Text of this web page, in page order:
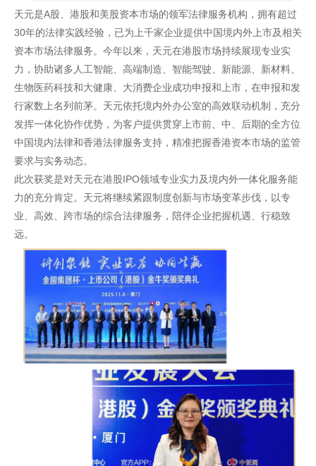
天元是A股、港股和美股资本市场的领军法律服务机构，拥有超过
30年的法律实践经验，已为上千家企业提供中国境内外上市及相关
资本市场法律服务。今年以来，天元在港股市场持续展现专业实
力，协助诸多人工智能、高端制造、智能驾驶、新能源、新材料、
生物医药科技和大健康、大消费企业成功申报和上市，在申报和发
行家数上名列前茅。天元依托境内外办公室的高效联动机制，充分
发挥一体化协作优势，为客户提供贯穿上市前、中、后期的全方位
中国境内法律和香港法律服务支持，精准把握香港资本市场的监管
要求与实务动态。
此次获奖是对天元在港股IPO领域专业实力及境内外一体化服务能
力的充分肯定。天元将继续紧跟制度创新与市场变革步伐，以专
业、高效、跨市场的综合法律服务，陪伴企业把握机遇、行稳致
远。